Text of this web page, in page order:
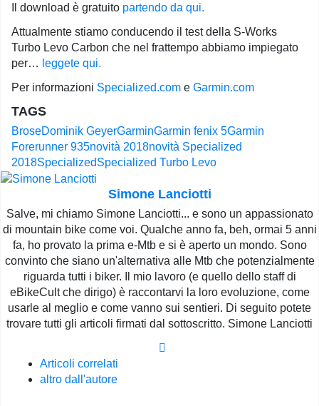
Il download è gratuito partendo da qui.
Attualmente stiamo conducendo il test della S-Works
Turbo Levo Carbon che nel frattempo abbiamo impiegato
per… leggete qui.
Per informazioni Specialized.com e Garmin.com
TAGS
BroseDominik GeyerGarminGarmin fenix 5Garmin
Forerunner 935novità 2018novità Specialized
2018SpecializedSpecialized Turbo Levo
Simone Lanciotti
Salve, mi chiamo Simone Lanciotti... e sono un appassionato
di mountain bike come voi. Qualche anno fa, beh, ormai 5 anni
fa, ho provato la prima e-Mtb e si è aperto un mondo. Sono
convinto che siano un'alternativa alle Mtb che potenzialmente
riguarda tutti i biker. Il mio lavoro (e quello dello staff di
eBikeCult che dirigo) è raccontarvi la loro evoluzione, come
usarle al meglio e come vanno sui sentieri. Di seguito potete
trovare tutti gli articoli firmati dal sottoscritto. Simone Lanciotti
Articoli correlati
altro dall'autore